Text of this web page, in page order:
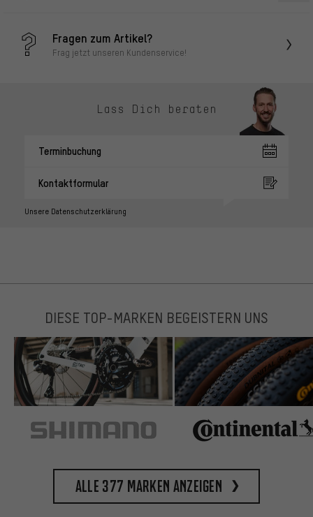
Fragen zum Artikel?
Frag jetzt unseren Kundenservice!
Lass Dich beraten
Terminbuchung
Kontaktformular
Unsere Datenschutzerklärung
DIESE TOP-MARKEN BEGEISTERN UNS
Alle 377 Marken anzeigen